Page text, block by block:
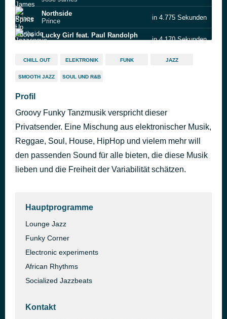
Northside
Prince
in 4.775 Sekunden
Lucky Girl feat. Paul Randolph
in 4.170 Sekunden
Give Love a Chance
in 3.479 Sekunden
Fat Albert Rotunda
Jack White
Across 110th Street
Bobby Womack
in 2.534 Sekunden
CHILL OUT ELEKTRONIK FUNK JAZZ
SMOOTH JAZZ SOUL UND R&B
Profil
Groovy Funky Tanzmusik verspricht dieser
Privatsender. Eine Mischung aus elektronischer Musik,
Reggae, Soul, House, HipHop und vielem mehr will
den passenden Sound für alle bieten, die diese Musik
lieben und die Freiheit der Variabilität schätzen.
Hauptprogramme
Lounge Jazz
Funky Corner
Electronic experiments
African Rhythms
Socialized Jazzbeats
Kontakt